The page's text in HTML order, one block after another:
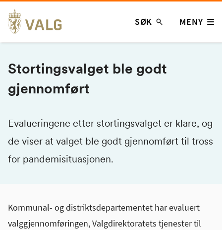
Hopp
til
innhold
SØK MENY
Stortingsvalget ble godt
gjennomført
Evalueringene etter stortingsvalget er klare, og
de viser at valget ble godt gjennomført til tross
for pandemisituasjonen.
Kommunal- og distriktsdepartementet har evaluert
valggjennomføringen, Valgdirektoratets tjenester til